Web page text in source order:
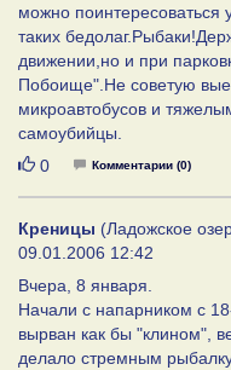
можно поинтересоваться
таких
движении,но и при
Побоище".Не советую
микроавтобусов и
самоубийцы.
Нравится
0 Комментарии (0)
Креницы (Ладожское
09.01.2006 12:42
Вчера, 8 января.
Начали с напарником с
вырван как бы "клином",
делало стремным